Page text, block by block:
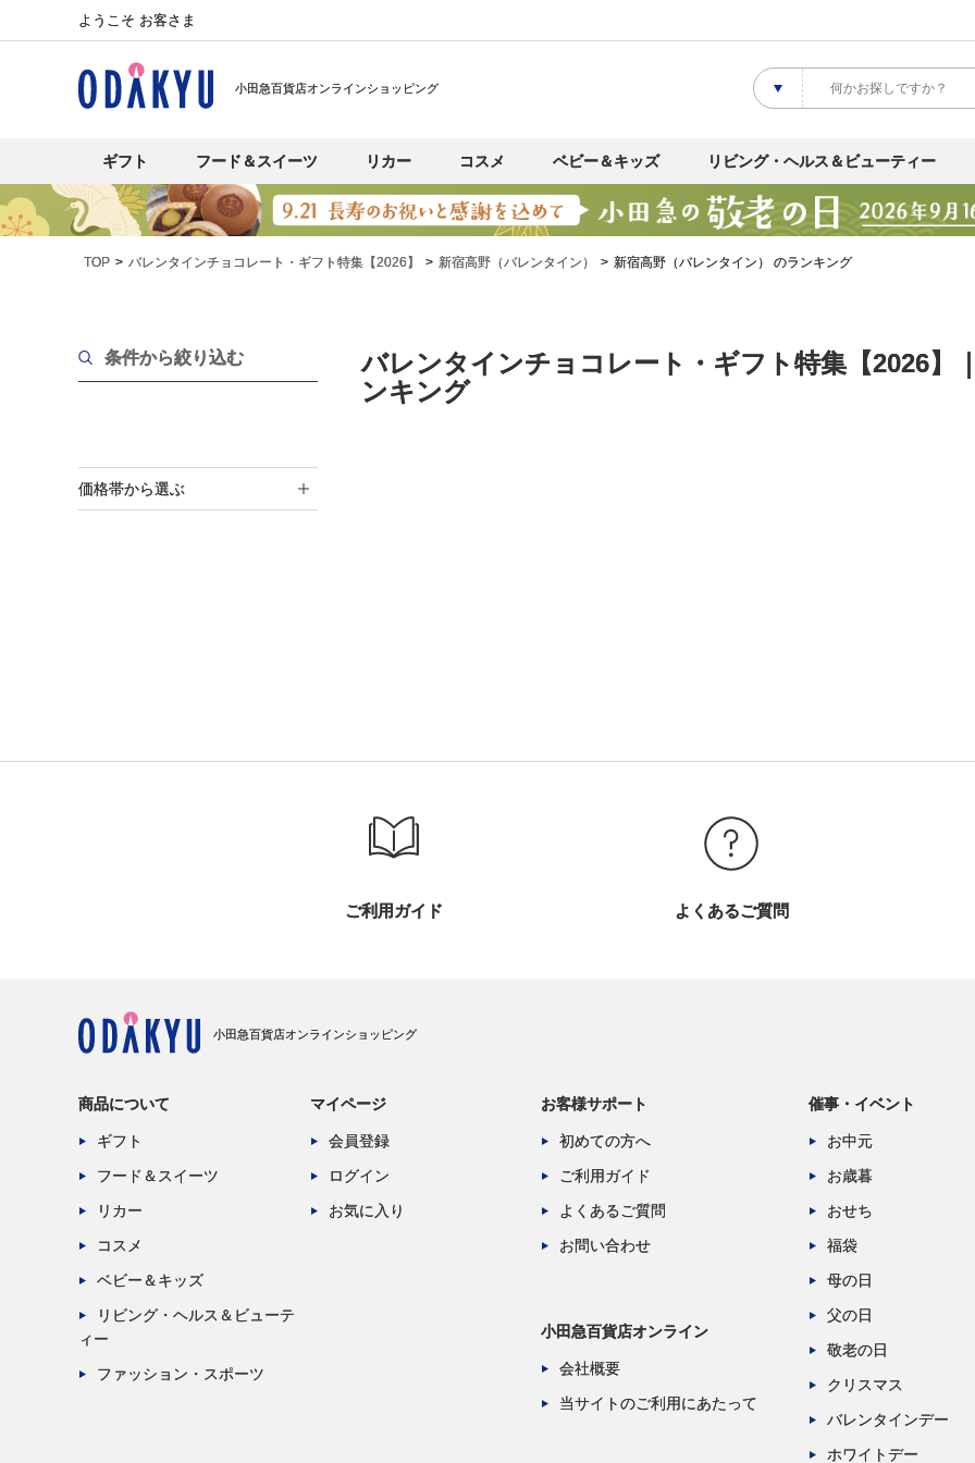
ようこそ お客さま
小田急百貨店オンラインショッピング
ギフト フード＆スイーツ リカー コスメ ベビー＆キッズ リビング・ヘルス＆ビューティー
TOP バレンタインチョコレート・ギフト特集【2026】 新宿高野（バレンタイン） 新宿高野（バレンタイン） のランキング
条件から絞り込む
価格帯から選ぶ
バレンタインチョコレート・ギフト特集【2026】
ンキング
ご利用ガイド よくあるご質問
小田急百貨店オンラインショッピング
商品について
ギフト
フード＆スイーツ
リカー
コスメ
ベビー＆キッズ
リビング・ヘルス＆ビューテ
ィー
ファッション・スポーツ
マイページ
会員登録
ログイン
お気に入り
お客様サポート
初めての方へ
ご利用ガイド
よくあるご質問
お問い合わせ
小田急百貨店オンライン
会社概要
当サイトのご利用にあたって
催事・イベント
お中元
お歳暮
おせち
福袋
母の日
父の日
敬老の日
クリスマス
バレンタインデー
ホワイトデー